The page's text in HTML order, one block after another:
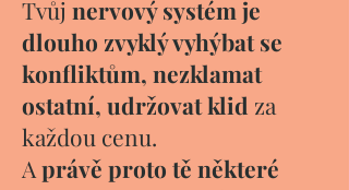
Tvůj nervový systém je
dlouho zvyklý vyhýbat se
konfliktům, nezklamat
ostatní, udržovat klid za
každou cenu.
A právě proto tě některé